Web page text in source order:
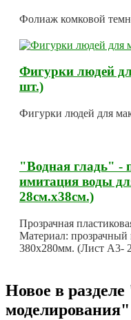
Фолиаж комковой
Фигурки людей
шт.)
Фигурки людей для
"Водная гладь" -
имитация воды
28см.х38см.)
Прозрачная
Материал:
380х280мм. (Лист А3-
Новое в